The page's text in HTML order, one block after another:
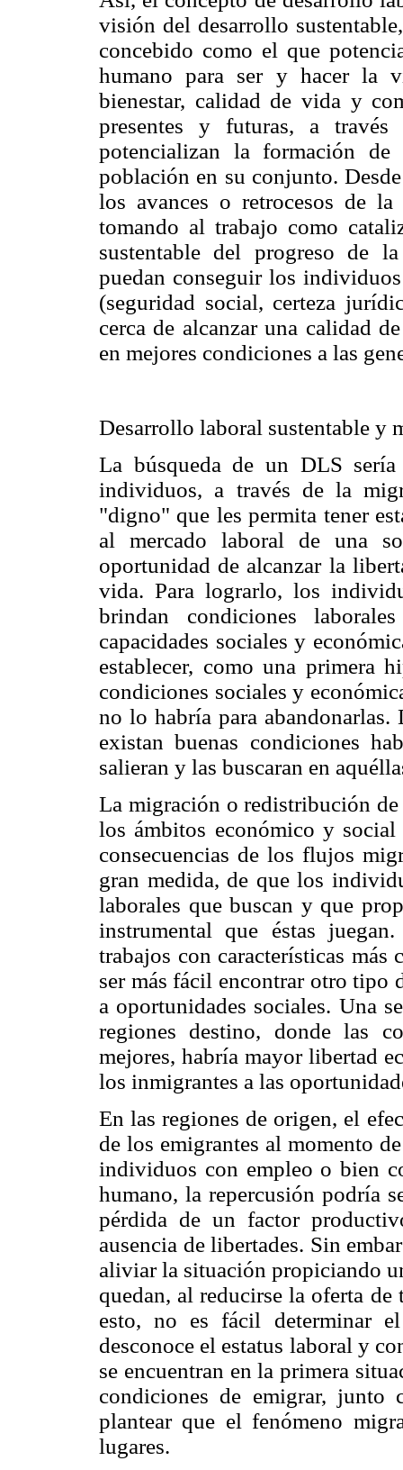
visión del desarrollo
concebido como el que
humano para ser y hacer la
bienestar, calidad de vida y
presentes y futuras, a través
potencializan la formación de
población en su conjunto.
los avances o retrocesos de
tomando al trabajo como
sustentable del progreso de
puedan conseguir los
(seguridad social, certeza
cerca de alcanzar una calidad
en mejores condiciones a las
Desarrollo laboral sustentable y
La búsqueda de un DLS
individuos, a través de la
"digno" que les permita tener
al mercado laboral de una
oportunidad de alcanzar la
vida. Para lograrlo, los
brindan condiciones
capacidades sociales y
establecer, como una primera
condiciones sociales y
no lo habría para
existan buenas condiciones
salieran y las buscaran en
La migración o redistribución
los ámbitos económico y
consecuencias de los flujos
gran medida, de que los
laborales que buscan y que
instrumental que éstas
trabajos con características más
ser más fácil encontrar otro tipo
a oportunidades sociales. Una
regiones destino, donde las
mejores, habría mayor libertad
los inmigrantes a las
En las regiones de origen, el
de los emigrantes al momento
individuos con empleo o bien
humano, la repercusión podría
pérdida de un factor
ausencia de libertades. Sin
aliviar la situación propiciando
quedan, al reducirse la oferta de
esto, no es fácil determinar
desconoce el estatus laboral y
se encuentran en la primera
condiciones de emigrar, junto
plantear que el fenómeno
lugares.